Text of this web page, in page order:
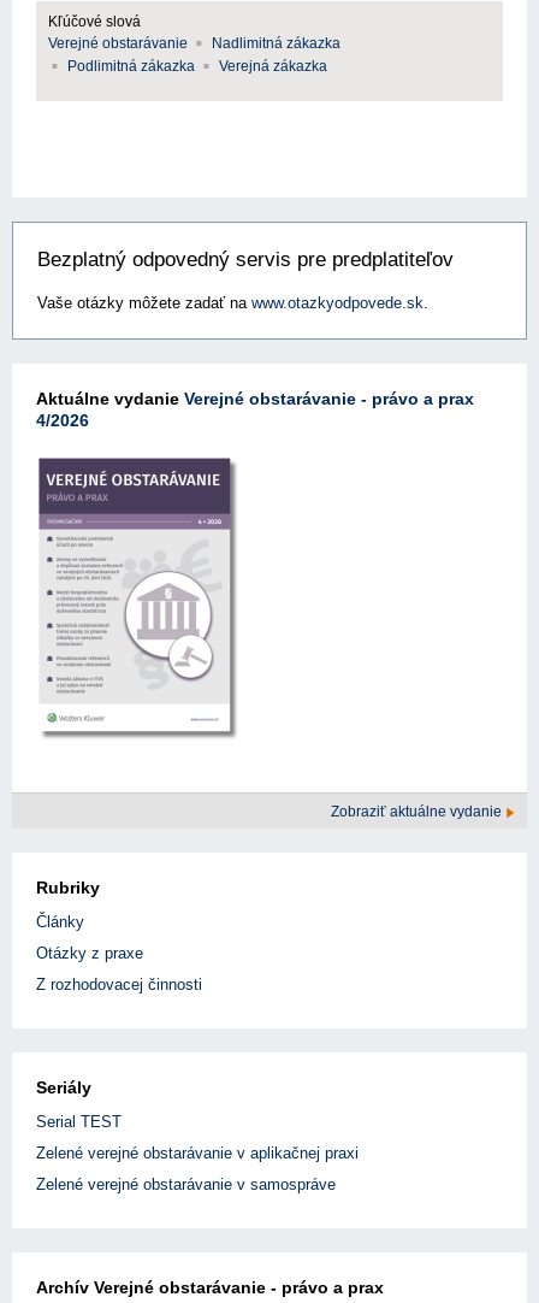
Kľúčové slová
Verejné obstarávanie
Nadlimitná zákazka
Podlimitná zákazka
Verejná zákazka
Bezplatný odpovedný servis pre predplatiteľov
Vaše otázky môžete zadať na www.otazkyodpovede.sk.
Aktuálne vydanie Verejné obstarávanie - právo a prax
4/2026
Zobraziť aktuálne vydanie
Rubriky
Články
Otázky z praxe
Z rozhodovacej činnosti
Seriály
Serial TEST
Zelené verejné obstarávanie v aplikačnej praxi
Zelené verejné obstarávanie v samospráve
Archív Verejné obstarávanie - právo a prax